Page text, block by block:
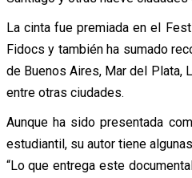
La cinta fue premiada en el
Fidocs y también ha sumado
de Buenos Aires, Mar del Plata,
entre otras ciudades.
Aunque ha sido presentada
estudiantil, su autor tiene
“Lo que entrega este